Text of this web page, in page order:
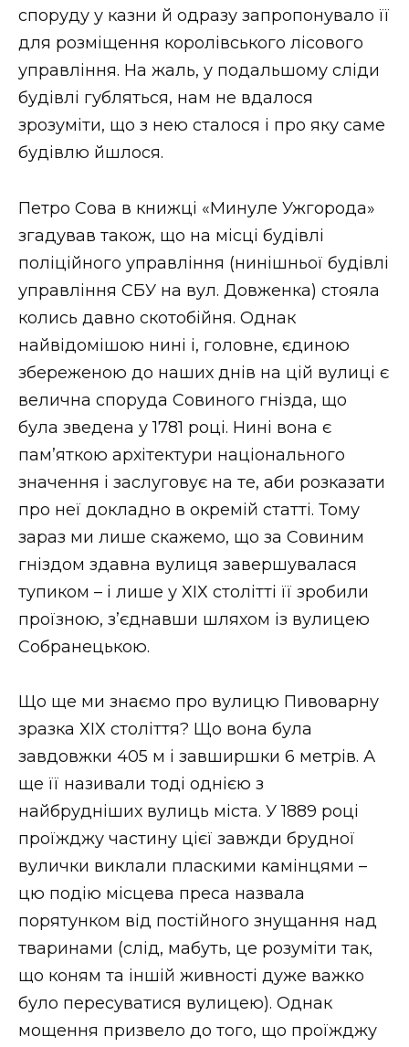
споруду у казни й одразу запропонувало її
для розміщення королівського лісового
управління. На жаль, у подальшому сліди
будівлі губляться, нам не вдалося
зрозуміти, що з нею сталося і про яку саме
будівлю йшлося.
Петро Сова в книжці «Минуле Ужгорода»
згадував також, що на місці будівлі
поліційного управління (нинішньої будівлі
управління СБУ на вул. Довженка) стояла
колись давно скотобійня. Однак
найвідомішою нині і, головне, єдиною
збереженою до наших днів на цій вулиці є
велична споруда Совиного гнізда, що
була зведена у 1781 році. Нині вона є
пам’яткою архітектури національного
значення і заслуговує на те, аби розказати
про неї докладно в окремій статті. Тому
зараз ми лише скажемо, що за Совиним
гніздом здавна вулиця завершувалася
тупиком – і лише у ХІХ столітті її зробили
проїзною, з’єднавши шляхом із вулицею
Собранецькою.
Що ще ми знаємо про вулицю Пивоварну
зразка ХІХ століття? Що вона була
завдовжки 405 м і завширшки 6 метрів. А
ще її називали тоді однією з
найбрудніших вулиць міста. У 1889 році
проїжджу частину цієї завжди брудної
вулички виклали пласкими камінцями –
цю подію місцева преса назвала
порятунком від постійного знущання над
тваринами (слід, мабуть, це розуміти так,
що коням та іншій живності дуже важко
було пересуватися вулицею). Однак
мощення призвело до того, що проїжджу